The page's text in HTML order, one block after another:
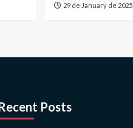
29 de January de 2025
Posts